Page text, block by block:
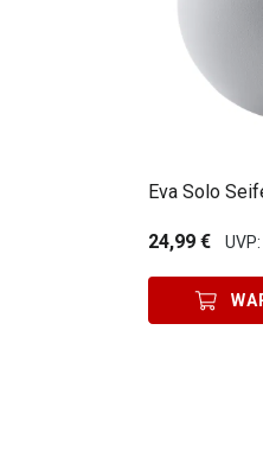
Eva Solo
24,99 €